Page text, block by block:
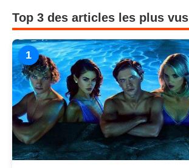
Top 3 des articles les plus vus
1